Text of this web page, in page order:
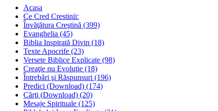
Acasa
Ce Cred Crestinii:
Învăţătura Creştină (399)
Evanghelia (45)
Biblia Inspirată Divin (18)
Texte Apocrife (23)
Versete Biblice Explicate (98)
Creaţie nu Evoluţie (18)
Întrebări şi Răspunsuri (196)
Predici (Download) (174)
Cărţi (Download) (20)
Mesaje Spirituale (125)